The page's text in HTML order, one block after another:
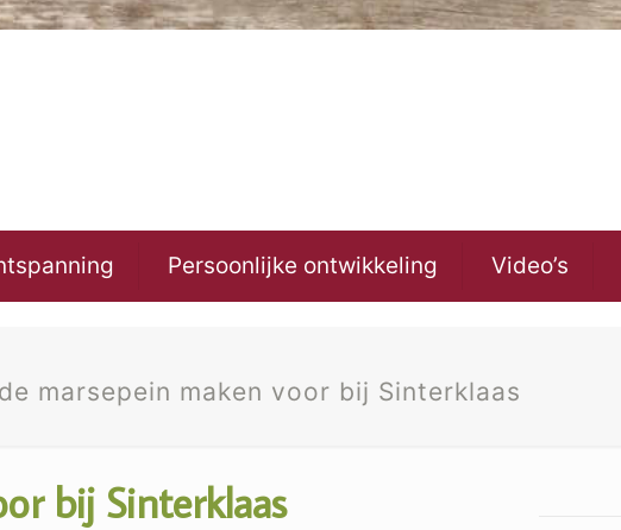
Persoonlijke ontwikkeling Video’s
marsepein maken voor bij Sinterklaas
bij Sinterklaas